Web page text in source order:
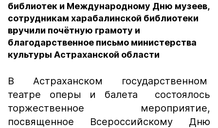
библиотек и Международному Дню музеев,
сотрудникам харабалинской библиотеки
вручили почётную грамоту и
благодарственное письмо министерства
культуры Астраханской области
В Астраханском государственном
театре оперы и балета состоялось
торжественное мероприятие,
посвященное Всероссийскому Дню